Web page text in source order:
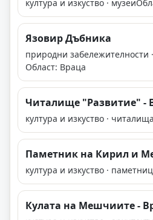
култура и изкуство · музеи
Язовир Дъбника
природни забележителности
Област: Враца
Читалище "Развитие" -
култура и изкуство · читалища
Паметник на Кирил и
култура и изкуство ·
Кулата на Мешчиите -